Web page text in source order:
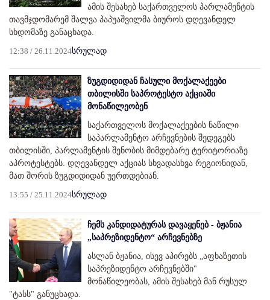
ამის შესახებ საქართველოს პარლამენტის
თავმჯდომარემ შალვა პაპუაშვილმა ბიუროს დღევანდელ
სხდომაზე განაცხადა.
12:38 / 26.11.2024სრულად
ზუგდიდიდან ჩასული მოქალაქეები
თბილისში საპროტესტო აქციაში
მონაწილეობენ
საქართველოს მოქალაქეების ნაწილი
საპარლამენტო არჩევნების შედეგებს
თბილისში, პარლამენტის შენობის მიმდებარე ტერიტორიაზე
აპროტესტებს. დღევანდელ აქციას სხვადასხვა რეგიონიდან,
მათ შორის ზუგდიდიდან უერთდებიან.
13:55 / 25.11.2024სრულად
ჩემს კანდიდატურას დავაყენებ - ბჟანია
„საპრეზიდენტო“ არჩევნებზე
ასლან ბჟანია, ისევ აპირებს „აფხაზეთის
საპრეზიდენტო არჩევნებში"
მონაწილეობას, ამის შესახებ მან რუსულ
"ტასს" განუცხადა.